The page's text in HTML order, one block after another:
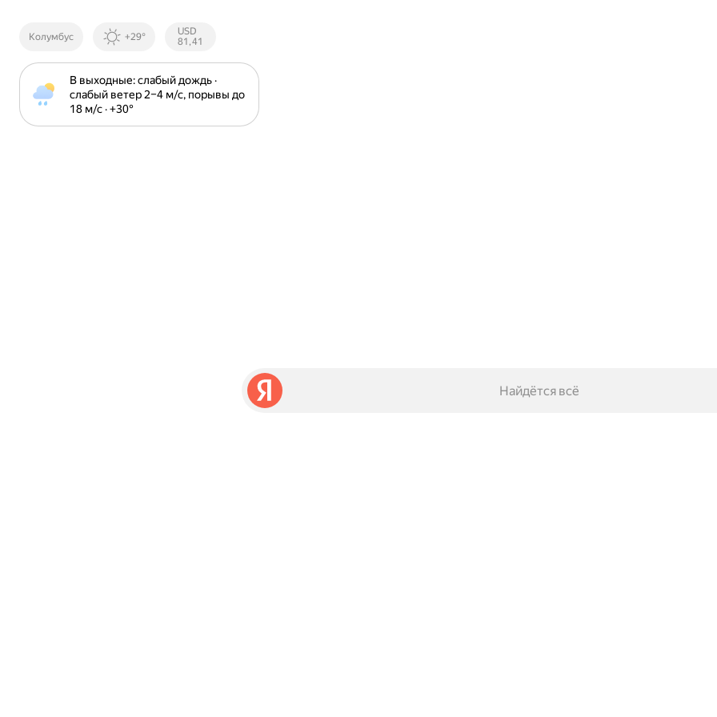
Колумбус +29°
Курсы ЦБ
РФ
USD
81,41
В выходные: слабый дождь ·
слабый ветер 2⁠–⁠4 м⁠/⁠с, порывы до
18 м⁠/⁠с · +30⁠°